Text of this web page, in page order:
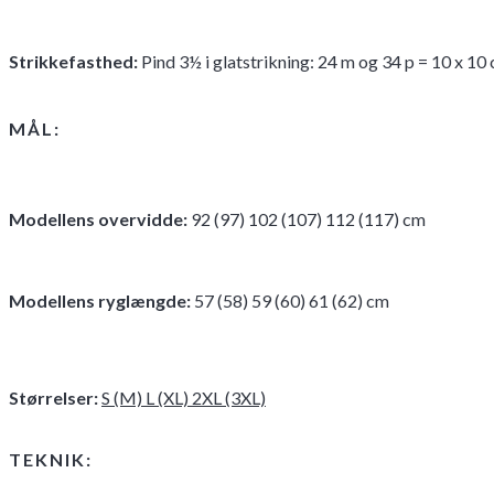
Strikkefasthed: Pind 3½ i glatstrikning: 24 m og 34 p = 10 x 10
MÅL:
Modellens overvidde: 92 (97) 102 (107) 112 (117) cm
Modellens ryglængde: 57 (58) 59 (60) 61 (62) cm
Størrelser:S (M) L (XL) 2XL (3XL)
TEKNIK: